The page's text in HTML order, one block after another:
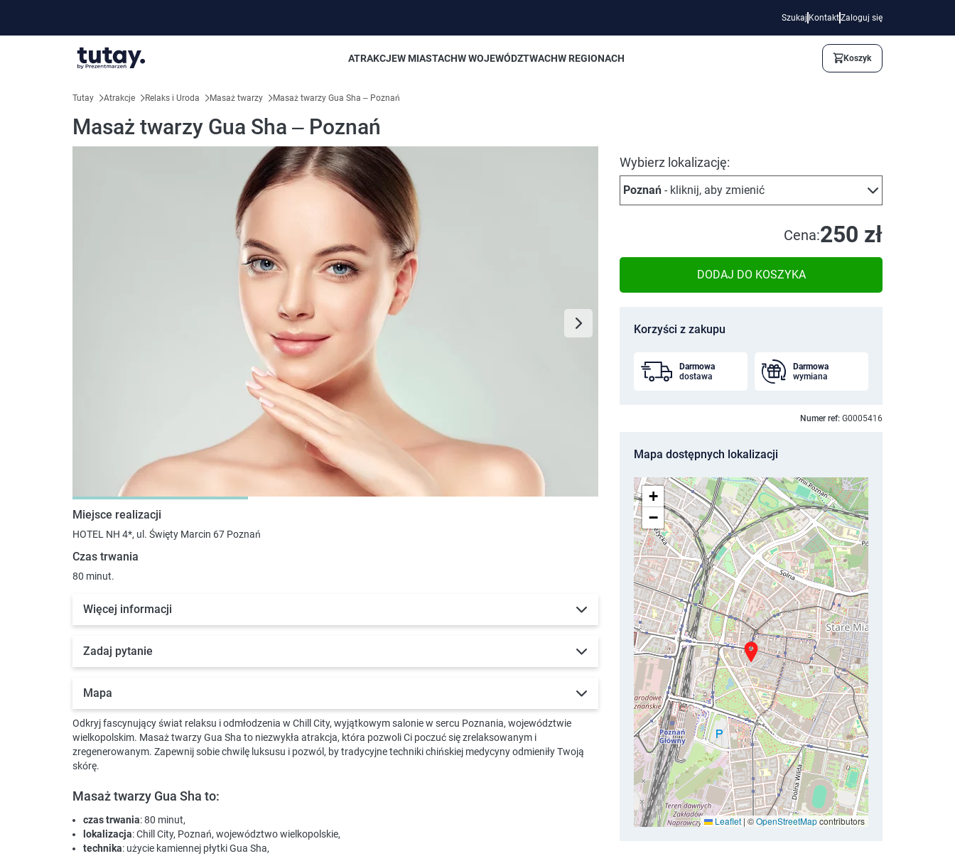
Szukaj KontaktZaloguj się
ATRAKCJEW MIASTACHW WOJEWÓDZTWACHW REGIONACH Koszyk
Tutay Atrakcje Relaks i Uroda Masaż twarzy Masaż twarzy Gua Sha – Poznań
Masaż twarzy Gua Sha – Poznań
Wybierz lokalizację:
Poznań - kliknij, aby zmienić
Cena:250 zł
DODAJ DO KOSZYKA
Korzyści z zakupu
Darmowa
dostawa
Darmowa
wymiana
Numer ref: G0005416
Mapa dostępnych lokalizacji
+
−
Leaflet | ©OpenStreetMapcontributors
Miejsce realizacji
HOTEL NH 4*, ul. Święty Marcin 67 Poznań
Czas trwania
80 minut.
Więcej informacji
Zadaj pytanie
Mapa
Odkryj fascynujący świat relaksu i odmłodzenia w Chill City, wyjątkowym salonie w sercu Poznania, województwie
wielkopolskim. Masaż twarzy Gua Sha to niezwykła atrakcja, która pozwoli Ci poczuć się zrelaksowanym i
zregenerowanym. Zapewnij sobie chwilę luksusu i pozwól, by tradycyjne techniki chińskiej medycyny odmieniły Twoją
skórę.
Masaż twarzy Gua Sha to:
czas trwania: 80 minut,
lokalizacja: Chill City, Poznań, województwo wielkopolskie,
technika: użycie kamiennej płytki Gua Sha,